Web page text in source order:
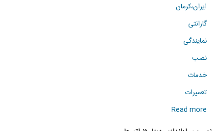
ایران،کرمان
گارانتی
نمایندگی
نصب
خدمات
تعمیرات
Read more
about
نصب